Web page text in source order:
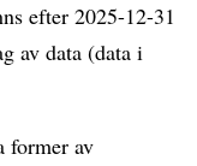
efter 2025-12-31
av data (data i
former av